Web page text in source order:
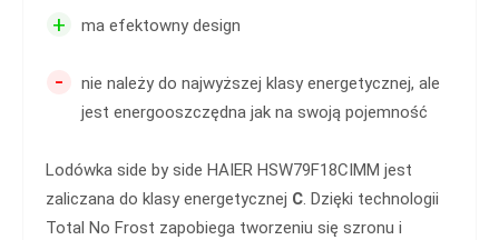
+ ma efektowny design
-
nie należy do najwyższej klasy energetycznej, ale
jest energooszczędna jak na swoją pojemność
Lodówka side by side HAIER HSW79F18CIMM jest
zaliczana do klasy energetycznej C. Dzięki technologii
Total No Frost zapobiega tworzeniu się szronu i